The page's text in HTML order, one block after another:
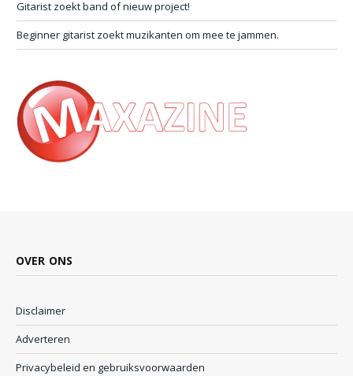
Gitarist zoekt band of nieuw project!
Beginner gitarist zoekt muzikanten om mee te jammen.
OVER ONS
Disclaimer
Adverteren
Privacybeleid en gebruiksvoorwaarden